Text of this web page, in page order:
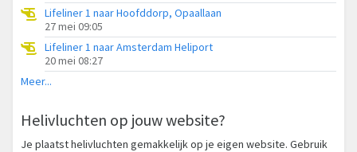
Lifeliner 1 naar Hoofddorp, Opaallaan
27 mei 09:05
Lifeliner 1 naar Amsterdam Heliport
20 mei 08:27
Meer...
Helivluchten op jouw website?
Je plaatst helivluchten gemakkelijk op je eigen website. Gebruik